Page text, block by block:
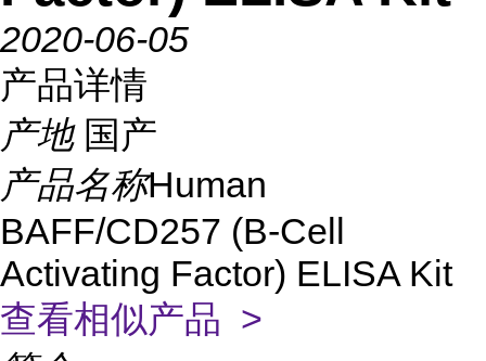
2020-06-05
产品详情
产地 国产
产品名称Human
BAFF/CD257 (B-Cell
Activating Factor) ELISA Kit
查看相似产品 >